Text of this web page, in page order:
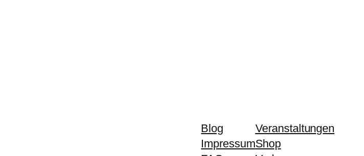
Blog
Impressum
Veranstaltungen
Shop